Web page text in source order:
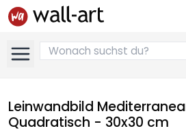
Leinwandbild
Quadratisch - 30x30 cm